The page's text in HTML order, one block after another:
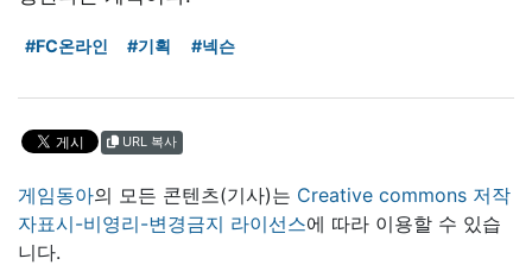
#FC온라인 #기획 #넥슨
URL 복사
게임동아의 모든 콘텐츠(기사)는 Creative commons 저작
자표시-비영리-변경금지 라이선스에 따라 이용할 수 있습
니다.